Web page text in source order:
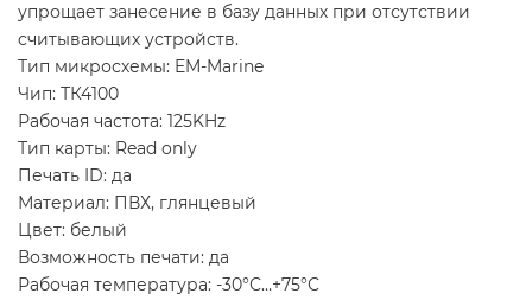
упрощает занесение в базу данных при отсутствии
считывающих устройств.
Тип микросхемы: EM-Marine
Чип: ТК4100
Рабочая частота: 125KHz
Тип карты: Read only
Печать ID: да
Материал: ПВХ, глянцевый
Цвет: белый
Возможность печати: да
Рабочая температура: -30°С…+75°С